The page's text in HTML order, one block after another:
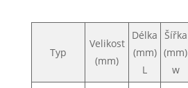
Typ
Velikost
(mm)
Délka
(mm)
L
Šířka
(mm)
w